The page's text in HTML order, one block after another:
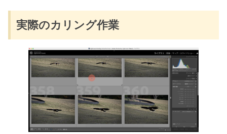
実際のカリング作業